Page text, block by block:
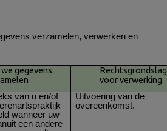
verzamelen, verwerken en
gegevens
Rechtsgrondslag
voor verwerking
van u en/of
wanneer uw
een andere
Uitvoering van de
overeenkomst.